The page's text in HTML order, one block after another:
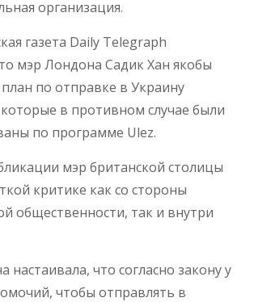
организация.
газета Daily Telegraph
мэр Лондона Садик Хан якобы
по отправке в Украину
в противном случае были
по программе Ulez.
мэр британской столицы
критике как со стороны
общественности, так и внутри
что согласно закону у
чтобы отправлять в